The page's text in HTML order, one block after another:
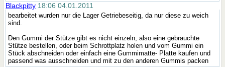
Blackpitty 18:06 04.01.2011
bearbeitet wurden nur die Lager Getriebeseitig, da nur diese zu weich
sind.
Den Gummi der Stütze gibt es nicht einzeln, also eine gebrauchte
Stütze bestellen, oder beim Schrottplatz holen und vom Gummi ein
Stück abschneiden oder einfach eine Gummimatte- Platte kaufen und
passend was ausschneiden und mit zu den anderen Gummis packen